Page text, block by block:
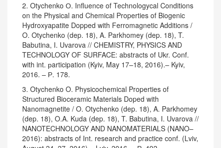
2. Otychenko О. Influence of Technologycal Conditions
on the Physical and Chemical Properties of Biogenic
Hydroxyapatite Dopped with Ferromagnetic Additions /
O. Otychenko (dep. 18), A. Parkhomey (dep. 18), T.
Babutina, I. Uvarova // CHEMISTRY, PHYSICS AND
TECHNOLOGY OF SURFACE: abstracts of Ukr. Conf.
with int. рarticipation (Kyiv, May 17–18, 2016).– Kyiv,
2016. – Р. 178.
3. Otychenko O. Physicochemical Properties of
Structured Bioceramic Materials Doped with
Nanomagnetite / O. Otychenko (dep. 18), A. Parkhomey
(dep. 18), O.A. Kuda (dep. 18), T. Babutina, I. Uvarova //
NANOTECHNOLOGY AND NANOMATERIALS (NANO–
2016): abstracts of Int. research and practice conf. (Lviv,